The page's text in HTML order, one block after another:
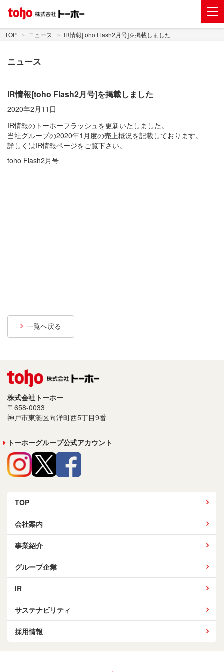
会社案内
株主・投資家情報
トーホーグループのサステナビリティ
ニュース
採用情報
TOP ニュース IR情報[toho Flash2月号]を掲載しました
ニュース
IR情報[toho Flash2月号]を掲載しました
2020年2月11日
IR情報のトーホーフラッシュを更新いたしました。
当社グループの2020年1月度の売上概況を記載しております。
詳しくはIR情報ページをご覧下さい。
toho Flash2 月号
一覧へ戻る
株式会社トーホー
〒658-0033
神戸市東灘区向洋町西5丁目9番
トーホーグループ公式アカウント
TOP
会社案内
事業紹介
グループ企業
IR
サステナビリティ
採用情報